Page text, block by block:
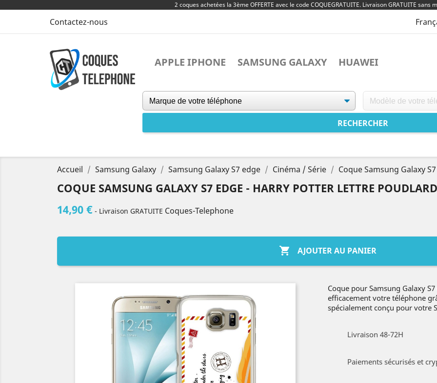
2 coques achetées la 3ème OFFERTE avec le code COQUEGRATUITE. Livraison GRATUITE sans
Contactez-nous
APPLE IPHONE SAMSUNG GALAXY HUAWEI
Accueil Samsung Galaxy Samsung Galaxy S7 edge Cinéma / Série Coque Samsung Galaxy
COQUE SAMSUNG GALAXY S7 EDGE - HARRY POTTER LETTRE POUDLARD
14,90 € - Livraison GRATUITE Coques-Telephone
 AJOUTER AU PANIER
Coque pour Samsung Galaxy
efficacement votre téléphone
spécialement conçu pour votre
Livraison 48-72H
Paiements sécurisés et